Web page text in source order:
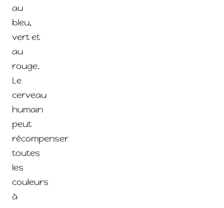
au
bleu,
vert et
au
rouge.
Le
cerveau
humain
peut
récompenser
toutes
les
couleurs
à